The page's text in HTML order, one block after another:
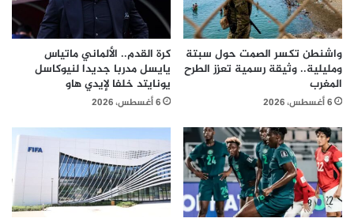
واشنطن تكسر الصمت حول سبتة
ومليلية.. وثيقة رسمية تعزز الطرح
المغرب
6 أغسطس، 2026
كرة القدم.. الألماني ماتياس
يايسل مدربا جديدا لنيوكاسل
يونايتد خلفا لإيدي هاو
6 أغسطس، 2026